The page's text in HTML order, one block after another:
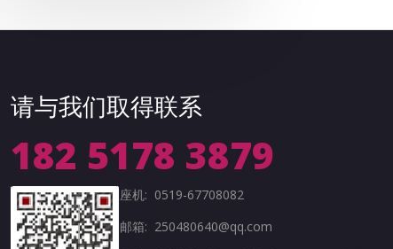
请与我们取得联系
182 5178 3879
座机: 0519-67708082
邮箱: 250480640@qq.com